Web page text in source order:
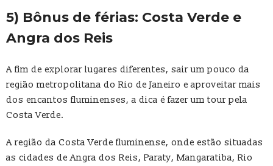
5) Bônus de férias: Costa Verde e
Angra dos Reis
A fim de explorar lugares diferentes, sair um pouco da
região metropolitana do Rio de Janeiro e aproveitar mais
dos encantos fluminenses, a dica é fazer um tour pela
Costa Verde.
A região da Costa Verde fluminense, onde estão situadas
as cidades de Angra dos Reis, Paraty, Mangaratiba, Rio